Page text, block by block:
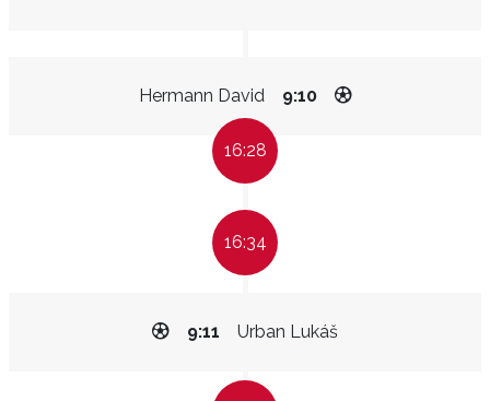
Hermann David 9:10
16:28
16:34
Urban Lukáš
9:11